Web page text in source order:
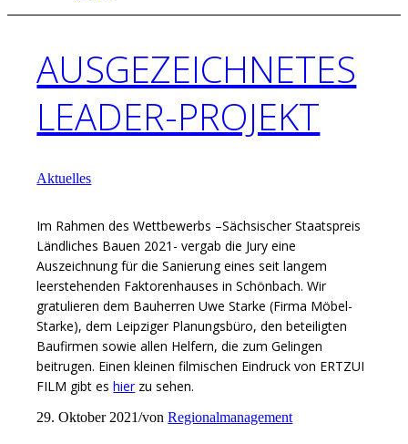
AUSGEZEICHNETES
LEADER-PROJEKT
Aktuelles
Im Rahmen des Wettbewerbs –Sächsischer Staatspreis
Ländliches Bauen 2021- vergab die Jury eine
Auszeichnung für die Sanierung eines seit langem
leerstehenden Faktorenhauses in Schönbach. Wir
gratulieren dem Bauherren Uwe Starke (Firma Möbel-
Starke), dem Leipziger Planungsbüro, den beteiligten
Baufirmen sowie allen Helfern, die zum Gelingen
beitrugen. Einen kleinen filmischen Eindruck von ERTZUI
FILM gibt eshierzu sehen.
29. Oktober 2021/vonRegionalmanagement